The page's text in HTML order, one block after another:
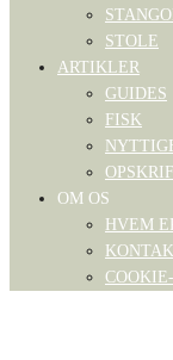
STOLE
ARTIKLER
GUIDES
FISK
OM OS
HVEM